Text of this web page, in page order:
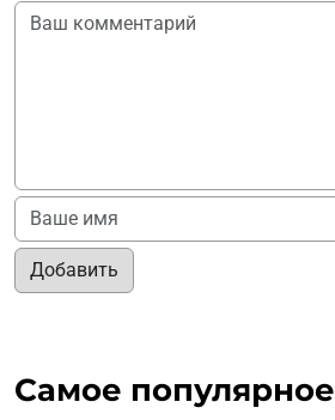
Добавить
Самое популярное